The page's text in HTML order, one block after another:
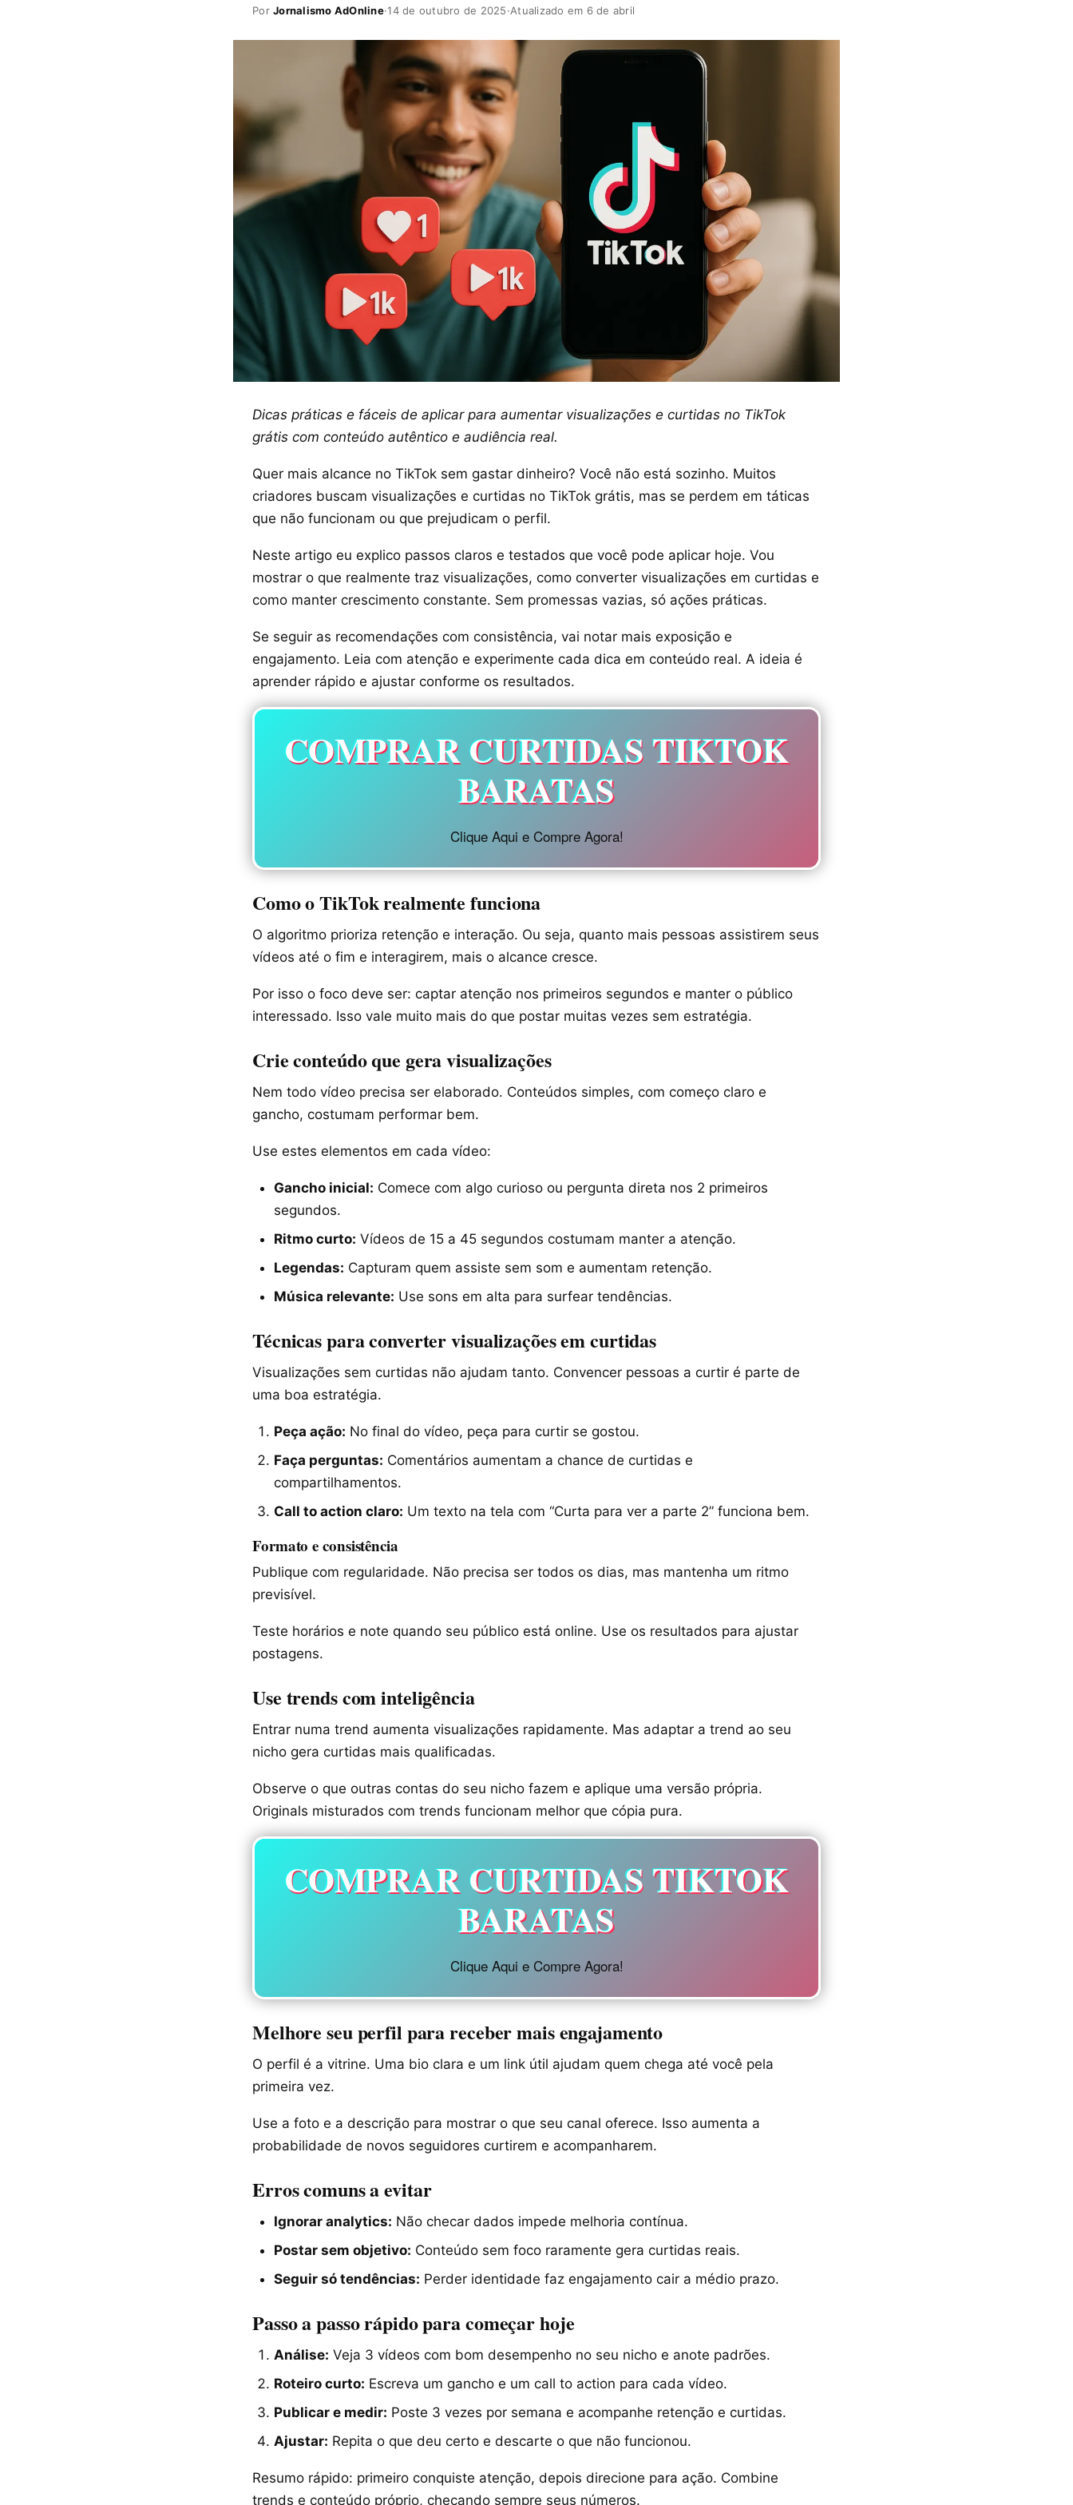
PorJornalismo AdOnline·14 de outubro de 2025·Atualizado em 6 de abril
Dicas práticas e fáceis de aplicar para aumentar visualizações e curtidas no TikTok
grátis com conteúdo autêntico e audiência real.
Quer mais alcance no TikTok sem gastar dinheiro? Você não está sozinho. Muitos
criadores buscam visualizações e curtidas no TikTok grátis, mas se perdem em táticas
que não funcionam ou que prejudicam o perfil.
Neste artigo eu explico passos claros e testados que você pode aplicar hoje. Vou
mostrar o que realmente traz visualizações, como converter visualizações em curtidas e
como manter crescimento constante. Sem promessas vazias, só ações práticas.
Se seguir as recomendações com consistência, vai notar mais exposição e
engajamento. Leia com atenção e experimente cada dica em conteúdo real. A ideia é
aprender rápido e ajustar conforme os resultados.
COMPRAR CURTIDAS TIKTOK
BARATAS
Clique Aqui e Compre Agora!
Como o TikTok realmente funciona
O algoritmo prioriza retenção e interação. Ou seja, quanto mais pessoas assistirem seus
vídeos até o fim e interagirem, mais o alcance cresce.
Por isso o foco deve ser: captar atenção nos primeiros segundos e manter o público
interessado. Isso vale muito mais do que postar muitas vezes sem estratégia.
Crie conteúdo que gera visualizações
Nem todo vídeo precisa ser elaborado. Conteúdos simples, com começo claro e
gancho, costumam performar bem.
Use estes elementos em cada vídeo:
Gancho inicial: Comece com algo curioso ou pergunta direta nos 2 primeiros
segundos.
Ritmo curto: Vídeos de 15 a 45 segundos costumam manter a atenção.
Legendas: Capturam quem assiste sem som e aumentam retenção.
Música relevante: Use sons em alta para surfear tendências.
Técnicas para converter visualizações em curtidas
Visualizações sem curtidas não ajudam tanto. Convencer pessoas a curtir é parte de
uma boa estratégia.
Peça ação: No final do vídeo, peça para curtir se gostou.
Faça perguntas: Comentários aumentam a chance de curtidas e
compartilhamentos.
Call to action claro: Um texto na tela com “Curta para ver a parte 2” funciona bem.
Formato e consistência
Publique com regularidade. Não precisa ser todos os dias, mas mantenha um ritmo
previsível.
Teste horários e note quando seu público está online. Use os resultados para ajustar
postagens.
Use trends com inteligência
Entrar numa trend aumenta visualizações rapidamente. Mas adaptar a trend ao seu
nicho gera curtidas mais qualificadas.
Observe o que outras contas do seu nicho fazem e aplique uma versão própria.
Originals misturados com trends funcionam melhor que cópia pura.
COMPRAR CURTIDAS TIKTOK
BARATAS
Clique Aqui e Compre Agora!
Melhore seu perfil para receber mais engajamento
O perfil é a vitrine. Uma bio clara e um link útil ajudam quem chega até você pela
primeira vez.
Use a foto e a descrição para mostrar o que seu canal oferece. Isso aumenta a
probabilidade de novos seguidores curtirem e acompanharem.
Erros comuns a evitar
Ignorar analytics: Não checar dados impede melhoria contínua.
Postar sem objetivo: Conteúdo sem foco raramente gera curtidas reais.
Seguir só tendências: Perder identidade faz engajamento cair a médio prazo.
Passo a passo rápido para começar hoje
Análise: Veja 3 vídeos com bom desempenho no seu nicho e anote padrões.
Roteiro curto: Escreva um gancho e um call to action para cada vídeo.
Publicar e medir: Poste 3 vezes por semana e acompanhe retenção e curtidas.
Ajustar: Repita o que deu certo e descarte o que não funcionou.
Resumo rápido: primeiro conquiste atenção, depois direcione para ação. Combine
trends e conteúdo próprio, checando sempre seus números.